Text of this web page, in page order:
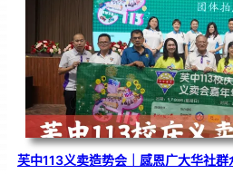
仪
式
芙中113义卖造势会｜感恩广大华社群